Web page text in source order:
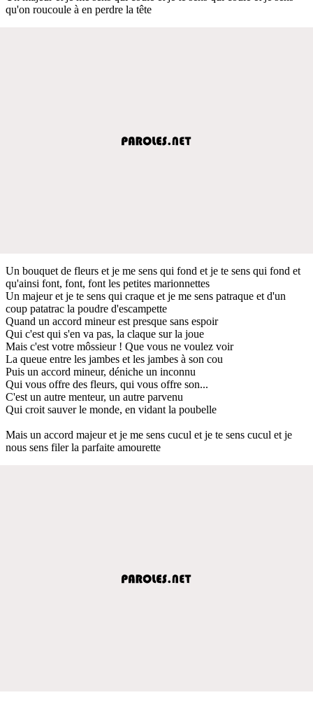
qu'on roucoule à en perdre la tête
Un bouquet de fleurs et je me sens qui fond et je te sens qui fond et
qu'ainsi font, font, font les petites marionnettes
Un majeur et je te sens qui craque et je me sens patraque et d'un
coup patatrac la poudre d'escampette
Quand un accord mineur est presque sans espoir
Qui c'est qui s'en va pas, la claque sur la joue
Mais c'est votre môssieur ! Que vous ne voulez voir
La queue entre les jambes et les jambes à son cou
Puis un accord mineur, déniche un inconnu
Qui vous offre des fleurs, qui vous offre son...
C'est un autre menteur, un autre parvenu
Qui croit sauver le monde, en vidant la poubelle
Mais un accord majeur et je me sens cucul et je te sens cucul et je
nous sens filer la parfaite amourette